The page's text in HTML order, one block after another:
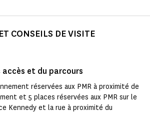
CONSEILS DE VISITE
et du parcours
réservées aux PMR à proximité de
et 5 places réservées aux PMR sur le
Kennedy et la rue à proximité du